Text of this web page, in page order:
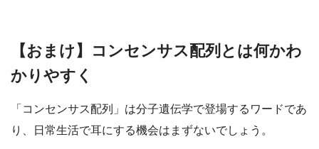
【おまけ】コンセンサス配列とは何かわ
かりやすく
「コンセンサス配列」は分子遺伝学で登場するワードであ
り、日常生活で耳にする機会はまずないでしょう。